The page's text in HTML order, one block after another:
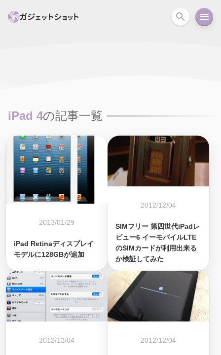
ガイド ニュース オーディオ 周辺機器
iPad 4の記事一覧
2013/01/29
iPad Retinaディスプレイ
モデルに128GBが追加
2012/12/04
SIMフリー 第四世代iPadレ
ビュー6 イーモバイルLTE
のSIMカードが利用出来る
か検証してみた
2012/12/04 2012/12/04